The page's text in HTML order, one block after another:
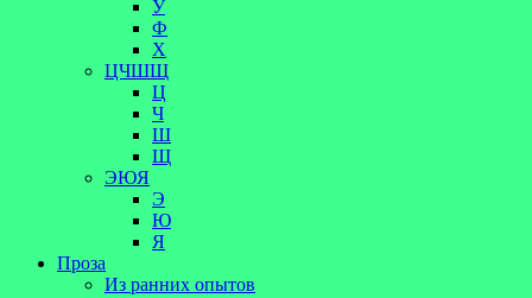
У
Ф
Х
ЦЧШЩ
Ц
Ч
Ш
Щ
ЭЮЯ
Э
Ю
Я
Проза
Из ранних опытов